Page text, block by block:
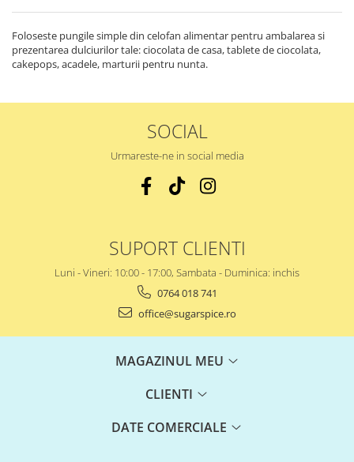
Foloseste pungile simple din celofan alimentar pentru ambalarea si
prezentarea dulciurilor tale: ciocolata de casa, tablete de ciocolata,
cakepops, acadele, marturii pentru nunta.
SOCIAL
Urmareste-ne in social media
SUPORT CLIENTI
Luni - Vineri: 10:00 - 17:00, Sambata - Duminica: inchis
0764 018 741
office@sugarspice.ro
MAGAZINUL MEU
CLIENTI
DATE COMERCIALE